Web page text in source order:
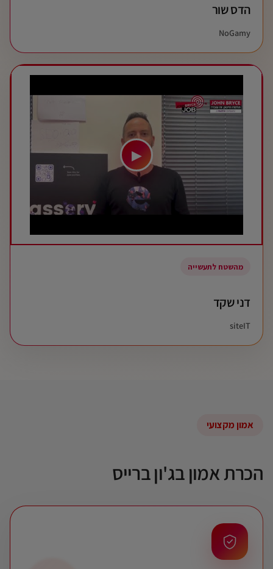
הדס שור
NoGamy
▶
מהשטח לתעשייה
דני שקד
siteIT
אמון מקצועי
הכרת אמון בג'ון ברייס